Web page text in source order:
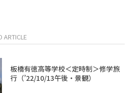
ARTICLE
板橋有徳高等学校＜定時制＞修学旅
行（’22/10/13午後・景観）